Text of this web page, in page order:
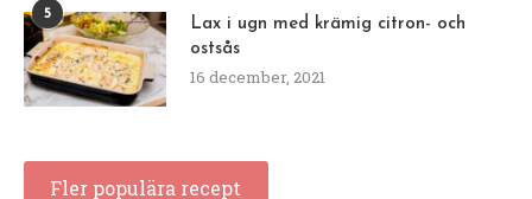
5
Lax i ugn med krämig citron- och
ostsås
16 december, 2021
Fler populära recept